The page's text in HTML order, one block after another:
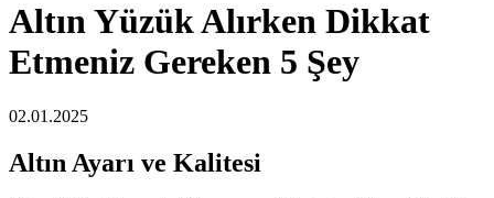
Altın Yüzük Alırken Dikkat
Etmeniz Gereken 5 Şey
02.01.2025
Altın Ayarı ve Kalitesi